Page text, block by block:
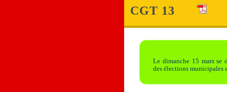
CGT 13
Le dimanche 15 mars se
des élections municipales